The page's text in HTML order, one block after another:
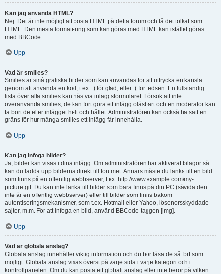
Kan jag använda HTML?
Nej. Det är inte möjligt att posta HTML på detta forum och få det tolkat som
HTML. Den mesta formatering som kan göras med HTML kan istället göras
med BBCode.
Upp
Vad är smilies?
Smilies är små grafiska bilder som kan användas för att uttrycka en känsla
genom att använda en kod, t.ex. :) för glad, eller :( för ledsen. En fullständig
lista över alla smilies kan nås via inläggsformuläret. Försök att inte
överanvända smilies, de kan fort göra ett inlägg oläsbart och en moderator kan
ta bort de eller inlägget helt och hållet. Administratören kan också ha satt en
gräns för hur många smilies ett inlägg får innehålla.
Upp
Kan jag infoga bilder?
Ja, bilder kan visas i dina inlägg. Om administratören har aktiverat bilagor så
kan du ladda upp bilderna direkt till forumet. Annars måste du länka till en bild
som finns på en offentlig webbserver, t.ex. http://www.example.com/my-
picture.gif. Du kan inte länka till bilder som bara finns på din PC (såvida den
inte är en offentlig webbserver) eller till bilder som finns bakom
autentiseringsmekanismer, som t.ex. Hotmail eller Yahoo, lösenorsskyddade
sajter, m.m. För att infoga en bild, använd BBCode-taggen [img].
Upp
Vad är globala anslag?
Globala anslag innehåller viktig information och du bör läsa de så fort som
möjligt. Globala anslag visas överst på varje sida i varje kategori och i
kontrollpanelen. Om du kan posta ett globalt anslag eller inte beror på vilken